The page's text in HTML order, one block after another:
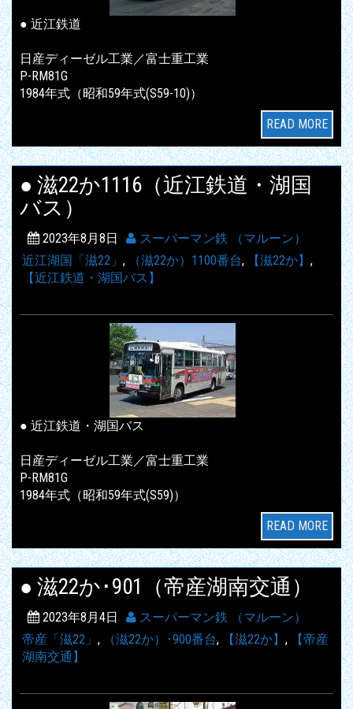
● 近江鉄道
日産ディーゼル工業／富士重工業
P-RM81G
1984年式（昭和59年式(S59-10)）
READ MORE
● 滋22か1116（近江鉄道・湖国
バス）
2023年8月8日
スーパーマン鉄 （マルーン）
近江湖国「滋22」 , （滋22か）1100番台, 【滋22か】 ,
【近江鉄道・湖国バス】
● 近江鉄道・湖国バス
日産ディーゼル工業／富士重工業
P-RM81G
1984年式（昭和59年式(S59)）
READ MORE
● 滋22か･901（帝産湖南交通）
2023年8月4日
スーパーマン鉄 （マルーン）
帝産「滋22」 , （滋22か）･900番台, 【滋22か】 ,
【帝産
湖南交通】